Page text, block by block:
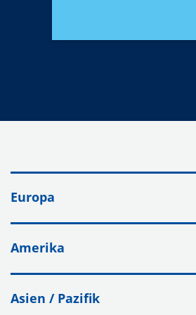
Europa
Amerika
Asien / Pazifik